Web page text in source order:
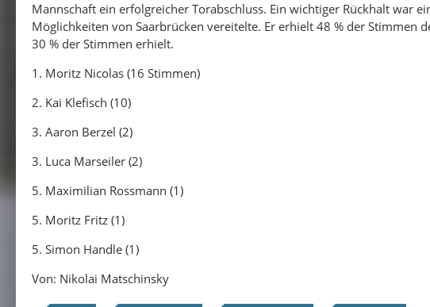
Mannschaft ein erfolgreicher Torabschluss. Ein wichtiger Rückhalt war
Möglichkeiten von Saarbrücken vereitelte. Er erhielt 48 % der Stimmen
30 % der Stimmen erhielt.
1. Moritz Nicolas (16 Stimmen)
2. Kai Klefisch (10)
3. Aaron Berzel (2)
3. Luca Marseiler (2)
5. Maximilian Rossmann (1)
5. Moritz Fritz (1)
5. Simon Handle (1)
Von: Nikolai Matschinsky